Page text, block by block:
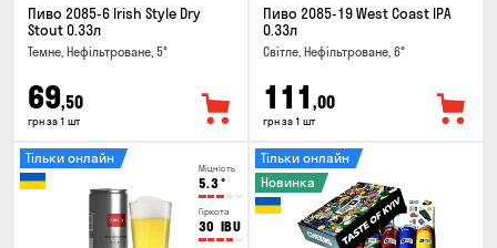
Пиво 2085-6 Irish Style Dry
Stout 0.33л
Темне, Нефільтроване, 5°
69,50
грн за 1 шт
Пиво 2085-19 West Coast IPA
0.33л
Світле, Нефільтроване, 6°
111 ,00
грн за 1 шт
Міцність
5.3°
Гіркота
30 IBU
Тільки онлайн
Тільки онлайн
Новинка